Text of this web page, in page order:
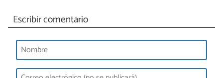
Escribir comentario